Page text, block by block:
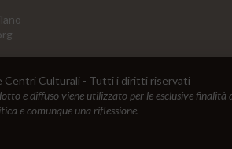
Centri Culturali - Tutti i diritti riservati
e diffuso viene utilizzato per le esclusive finalità
e comunque una riflessione.